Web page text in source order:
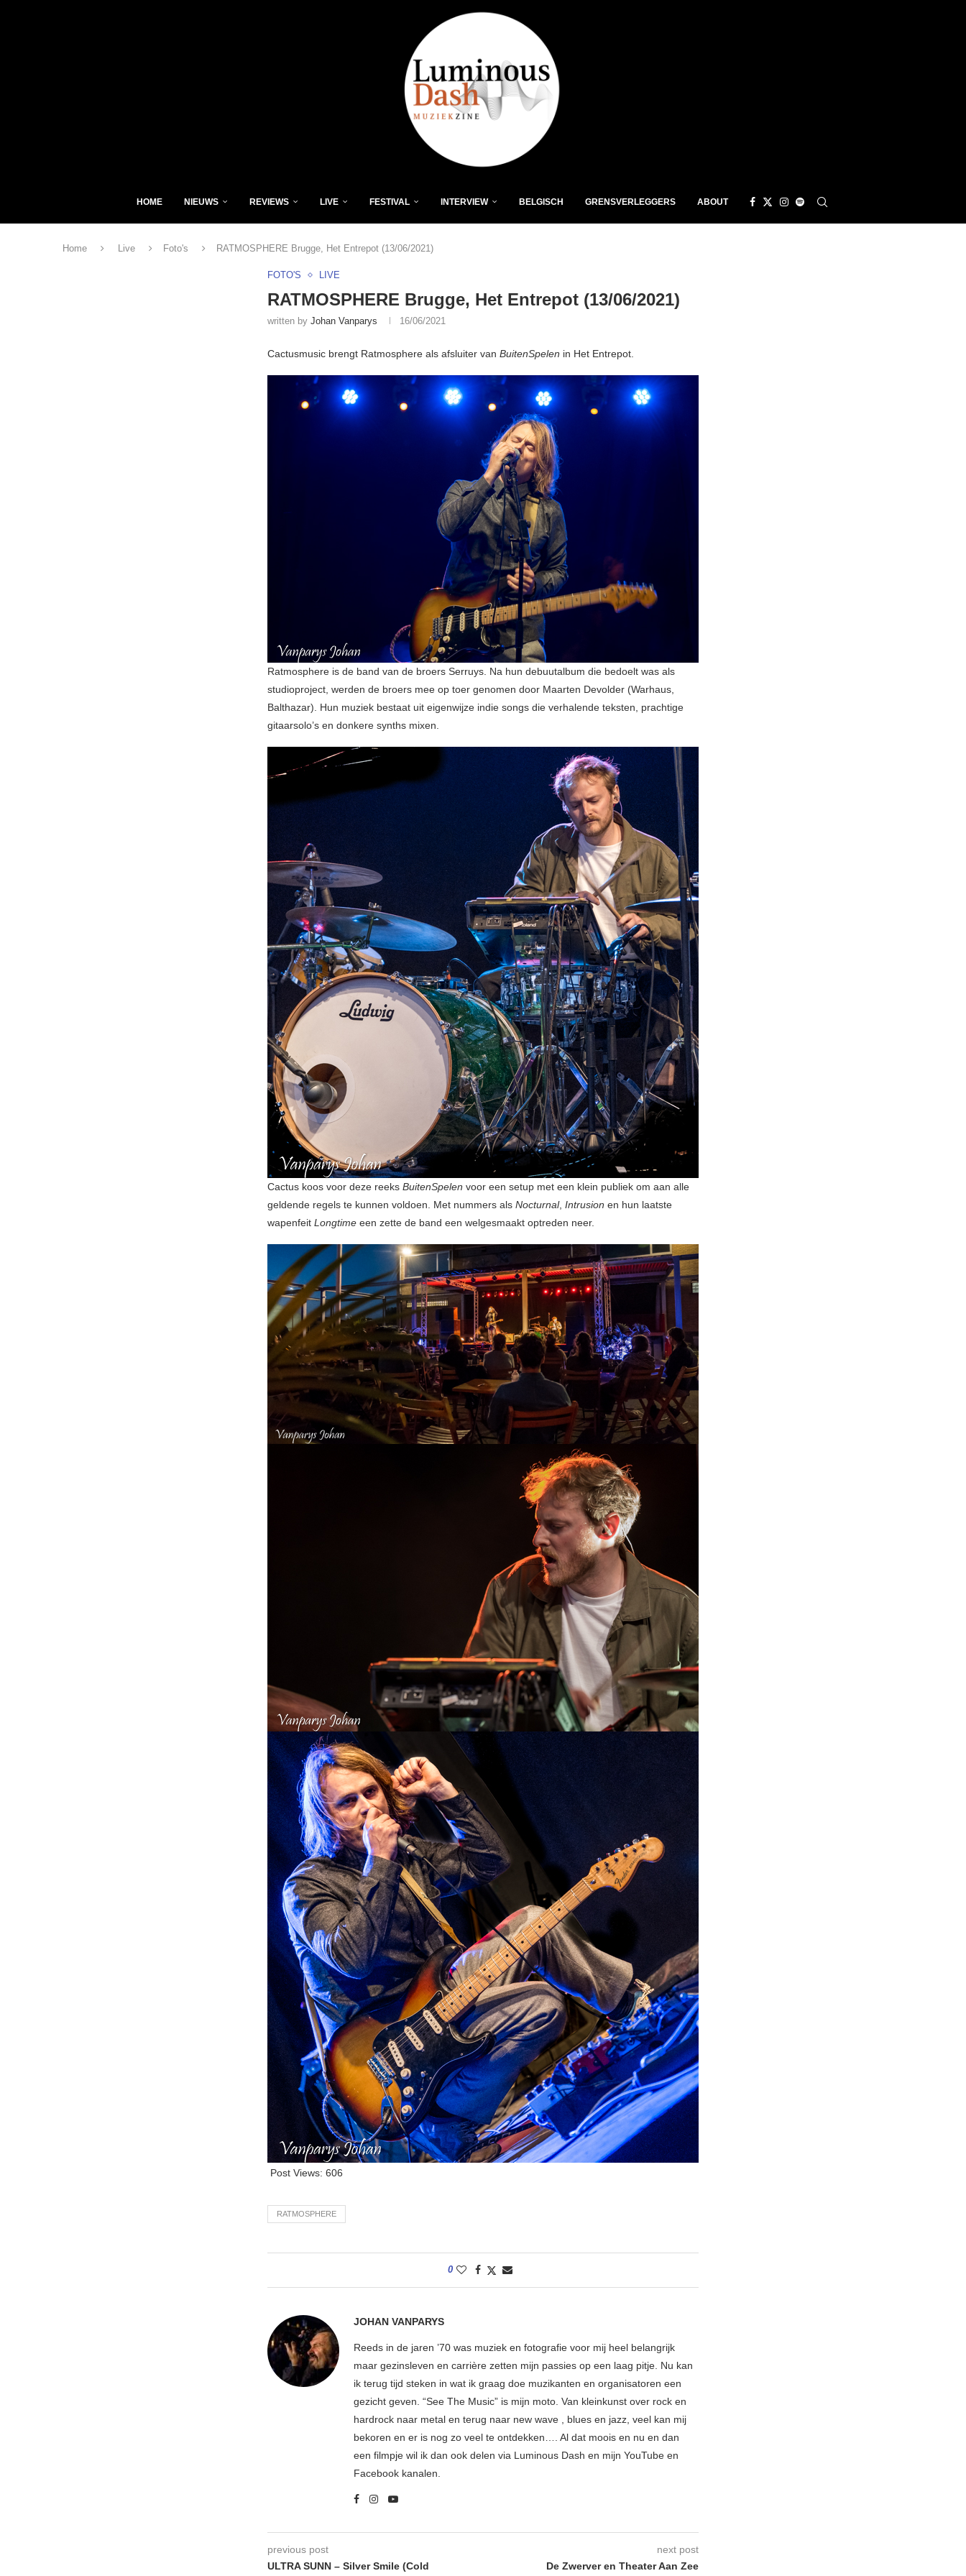
HOME NIEUWS REVIEWS LIVE FESTIVAL INTERVIEW BELGISCH GRENSVERLEGGERS ABOUT
Home Live Foto's RATMOSPHERE Brugge, Het Entrepot (13/06/2021)
FOTO'S LIVE
RATMOSPHERE Brugge, Het Entrepot (13/06/2021)
written by Johan Vanparys 16/06/2021
Cactusmusic brengt Ratmosphere als afsluiter van BuitenSpelen in Het Entrepot.
Ratmosphere is de band van de broers Serruys. Na hun debuutalbum die bedoelt was als
studioproject, werden de broers mee op toer genomen door Maarten Devolder (Warhaus,
Balthazar). Hun muziek bestaat uit eigenwijze indie songs die verhalende teksten, prachtige
gitaarsolo’s en donkere synths mixen.
Cactus koos voor deze reeks BuitenSpelen voor een setup met een klein publiek om aan alle
geldende regels te kunnen voldoen. Met nummers als Nocturnal, Intrusion en hun laatste
wapenfeit Longtime een zette de band een welgesmaakt optreden neer.
Post Views: 606
RATMOSPHERE
0
JOHAN VANPARYS
Reeds in de jaren ’70 was muziek en fotografie voor mij heel belangrijk
maar gezinsleven en carrière zetten mijn passies op een laag pitje. Nu kan
ik terug tijd steken in wat ik graag doe muzikanten en organisatoren een
gezicht geven. “See The Music” is mijn moto. Van kleinkunst over rock en
hardrock naar metal en terug naar new wave , blues en jazz, veel kan mij
bekoren en er is nog zo veel te ontdekken…. Al dat moois en nu en dan
een filmpje wil ik dan ook delen via Luminous Dash en mijn YouTube en
Facebook kanalen.
previous post
ULTRA SUNN – Silver Smile (Cold
next post
De Zwerver en Theater Aan Zee